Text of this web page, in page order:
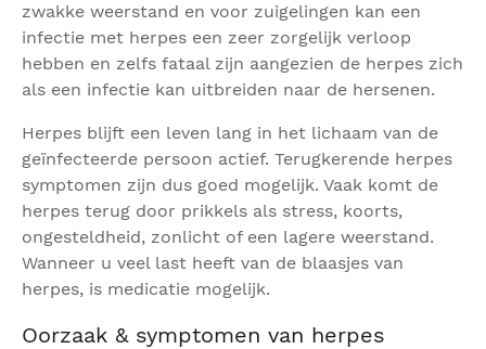
zwakke weerstand en voor zuigelingen kan een
infectie met herpes een zeer zorgelijk verloop
hebben en zelfs fataal zijn aangezien de herpes zich
als een infectie kan uitbreiden naar de hersenen.
Herpes blijft een leven lang in het lichaam van de
geïnfecteerde persoon actief. Terugkerende herpes
symptomen zijn dus goed mogelijk. Vaak komt de
herpes terug door prikkels als stress, koorts,
ongesteldheid, zonlicht of een lagere weerstand.
Wanneer u veel last heeft van de blaasjes van
herpes, is medicatie mogelijk.
Oorzaak & symptomen van herpes